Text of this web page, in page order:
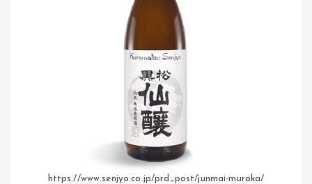
https://www.senjyo.co.jp/prd_post/junmai-muroka/